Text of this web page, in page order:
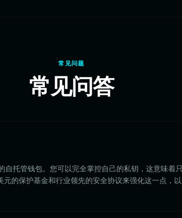
常见问题
常见问答
托管钱包。您可以完全掌控自己的私钥，这意味着
的保护基金和行业领先的安全协议来强化这一点，